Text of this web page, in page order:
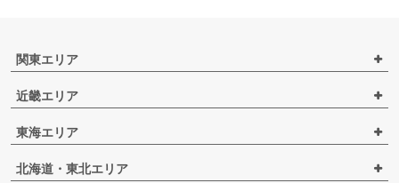
関東エリア
近畿エリア
東海エリア
北海道・東北エリア